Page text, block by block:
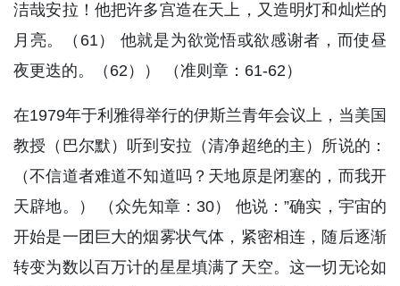
洁哉安拉！他把许多宫造在天上，又造明灯和灿烂的
月亮。（61） 他就是为欲觉悟或欲感谢者，而使昼
夜更迭的。（62）） （准则章：61-62）
在1979年于利雅得举行的伊斯兰青年会议上，当美国
教授（巴尔默）听到安拉（清净超绝的主）所说的：
（不信道者难道不知道吗？天地原是闭塞的，而我开
天辟地。） （众先知章：30） 他说：”确实，宇宙的
开始是一团巨大的烟雾状气体，紧密相连，随后逐渐
转变为数以百万计的星星填满了天空。这一切无论如